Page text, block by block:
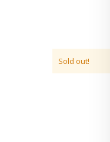
Sold out!